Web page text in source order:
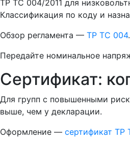
ТР ТС 004/2011 для
Классификация по коду и
Обзор регламента — ТР ТС 004
Передайте номинальное
Сертификат:
Для групп с повышенными
выше, чем у декларации.
Оформление — сертификат ТР